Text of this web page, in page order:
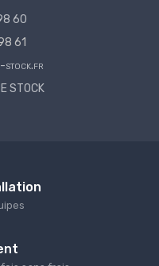
60
61
stock.fr
STOCK